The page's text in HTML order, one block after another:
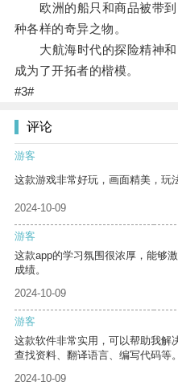
欧洲的船只和商品被带到
种各样的奇异之物。
大航海时代的探险精神和
成为了开拓者的楷模。
#3#
评论
游客
这款游戏非常好玩，画面精美，玩
2024-10-09
游客
这款app的学习氛围很浓厚，能够
成绩。
2024-10-09
游客
这款软件非常实用，可以帮助我解
查找资料、翻译语言、编写代码等。
2024-10-09